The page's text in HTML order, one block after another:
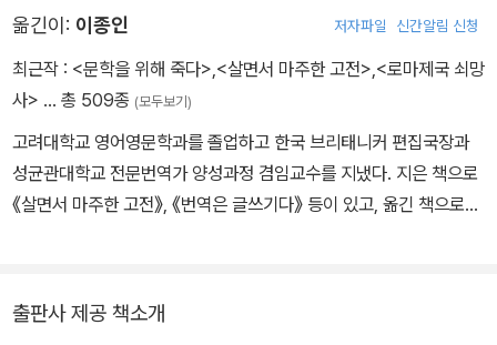
의 연쇄를 탐색하는 내러티브 장치로 ‘현대의 보르헤스’라 불리며, 사
실주의와 형이상학적 상상력을 결합한 작품들로 전 세계 독자들의 사
랑을 받았다. 《달의 궁전》 《우연의 음악》 《폐허의 도시》 《거대한 괴
《환상의 책》과 《어둠 속의 남자》를 통해 상실 이후 삶을 이야기로 감
당하는 방식과, 고통을 픽션으로 다루는 데 따르는 책임의 문제를 본
격적으로 탐색했다. 그의 작품들은 40여 개 언어로 번역되었으며, 모
로 선출되었다. 《브루클린 풍자극》 《신탁의 밤》 《동행》 《공중 곡예
옮긴이: 이종인 저자파일 신간알림 신청
최근작 : <문학을 위해 죽다> <살면서 마주한 고전> <로마제국 쇠망
사> … 총 509종 (모두보기)
고려대학교 영어영문학과를 졸업하고 한국 브리태니커 편집국장과
성균관대학교 전문번역가 양성과정 겸임교수를 지냈다. 지은 책으로
《살면서 마주한 고전》, 《번역은 글쓰기다》 등이 있고, 옮긴 책으로
출판사 제공 책소개